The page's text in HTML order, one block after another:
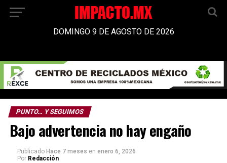
DOMINGO 9 DE AGOSTO DE 2026
PUNTO… Y SEGUIMOS
Bajo advertencia no hay engaño
Publicado Hace 7 meses en enero 6, 2026
Por Redacción